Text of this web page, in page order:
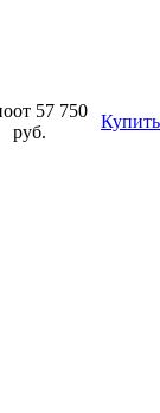
от 57 750
руб.
Купить